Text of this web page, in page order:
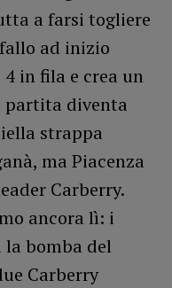
a farsi togliere
ad inizio
in fila e crea un
partita diventa
strappa
ma Piacenza
Carberry.
ancora lì: i
la bomba del
Carberry